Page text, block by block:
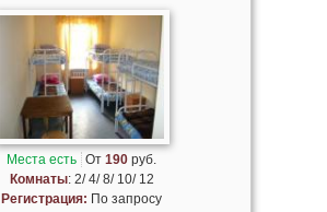
Места есть От190 руб.
Комнаты: 2/ 4/ 8/ 10/ 12
Регистрация: По запросу